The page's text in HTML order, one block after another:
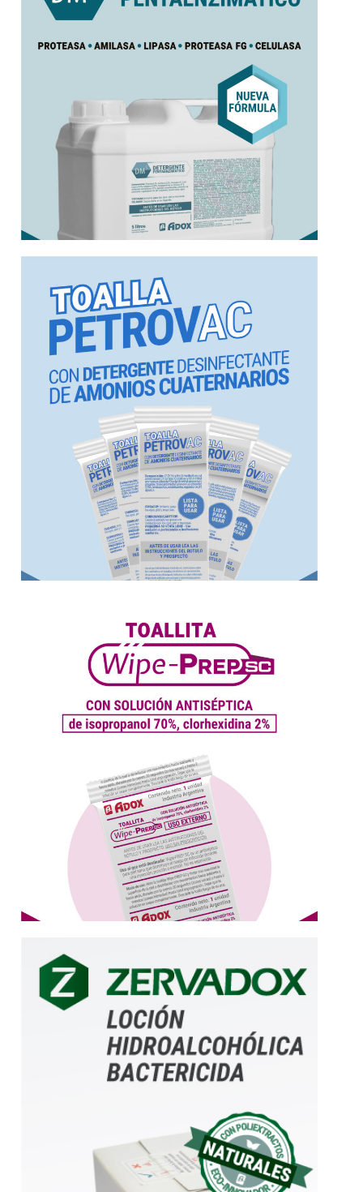
Pentaenzimatico
Toalla Petrovac l Con
Detergente Desinfectante de
Amonios Cuaternarios
Detergente desinfectante con amonios
cuaternarios de rápida acción (1 minuto),
seguro y eficiente. Aprobado por ANMAT.
Biodegradable.
WipePrep SC – Toalla sin
colorantes con Solución
Antiséptica de Isopropanol al
70% y Clorhexidina al 2%
WipePrep SC, la practicidad de las toallitas
húmedas antisépticas que disminuyen el
riesgo de infección durante una inyección,
punción o
Zervadox | Loción
Hidroalcohólica Bactericida
Loción alcohólica bactericida con emolientes.
Cuida sus manos porque fue especialmente
diseñado para la higiene de manos frecuente.
Aprobada por